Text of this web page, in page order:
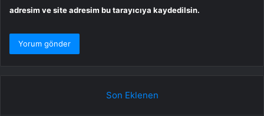
adresim ve site adresim bu tarayıcıya kaydedilsin.
Son Eklenen